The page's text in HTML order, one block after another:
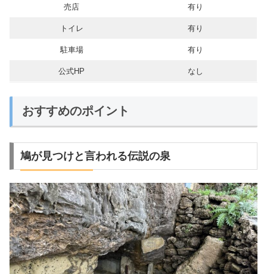
売店 有り
トイレ 有り
駐車場 有り
公式HP なし
おすすめのポイント
鳩が見つけと言われる伝説の泉